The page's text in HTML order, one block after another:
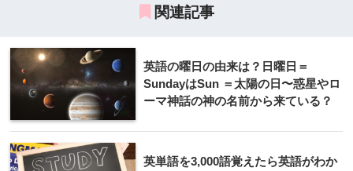
関連記事
英語の曜日の由来は？日曜日＝
SundayはSun ＝太陽の日〜惑星やロ
ーマ神話の神の名前から来ている？
英単語を3,000語覚えたら英語がわか